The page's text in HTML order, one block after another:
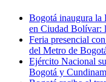
Bogotá inaugura la
en Ciudad Bolívar:
Feria presencial
del Metro de
Ejército Nacional
Bogotá y